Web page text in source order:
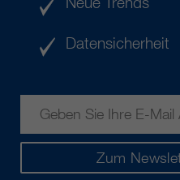
Zum
Datensicherheit